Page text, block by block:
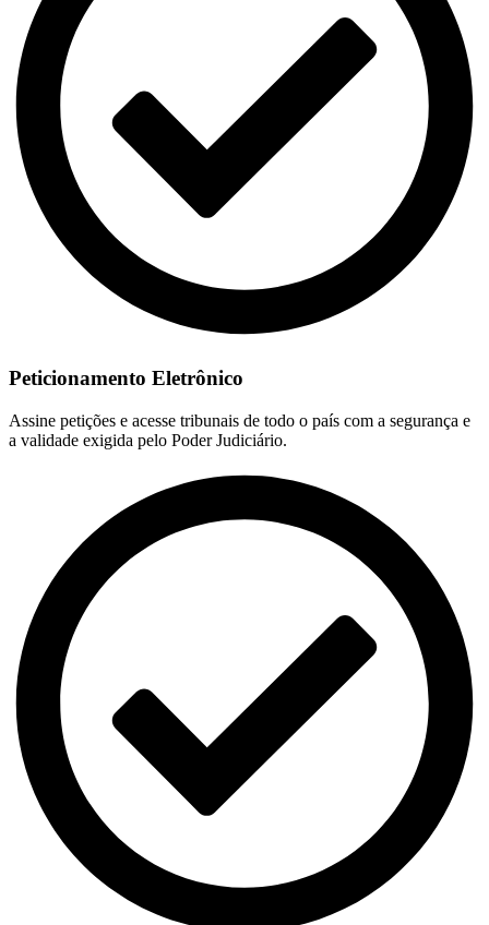
Peticionamento Eletrônico
Assine petições e acesse tribunais de todo o país com a segurança e
a validade exigida pelo Poder Judiciário.